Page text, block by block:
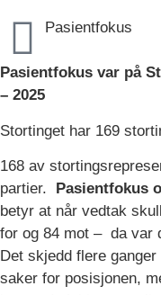
Pasientfokus
Pasientfokus var på
– 2025
Stortinget har 169
168 av
partier. Pasientfokus
betyr at når vedtak
for og 84 mot – da var
Det skjedd flere
saker for posisjonen,